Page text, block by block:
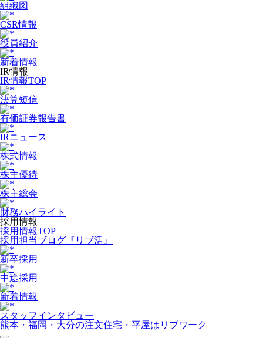
組織図
CSR情報
役員紹介
新着情報
IR情報
IR情報TOP
決算短信
有価証券報告書
IRニュース
株式情報
株主優待
株主総会
財務ハイライト
採用情報
採用情報TOP
採用担当ブログ『リブ活』
新卒採用
中途採用
新着情報
スタッフインタビュー
熊本・福岡・大分の注文住宅・平屋はリブワーク